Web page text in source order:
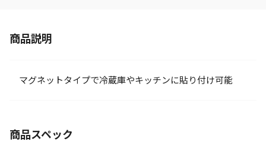
商品説明
マグネットタイプで冷蔵庫やキッチンに貼り付け可能
商品スペック